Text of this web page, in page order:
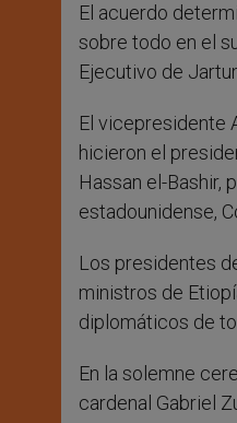
El acuerdo
sobre todo en el
Ejecutivo de
El vicepresidente
hicieron el
Hassan el-
estadounidense,
Los presidentes
ministros de
diplomáticos de
En la solemne
cardenal Gabriel